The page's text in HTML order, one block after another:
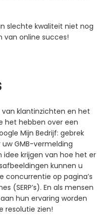
slechte kwaliteit niet nog
van online succes!
klantinzichten en het
het hebben over een
Mijn Bedrijf: gebrek
uw GMB-vermelding
idee krijgen van hoe het er
kunnen u
concurrentie op pagina’s
(SERP’s). En als mensen
hun ervaring worden
resolutie zien!